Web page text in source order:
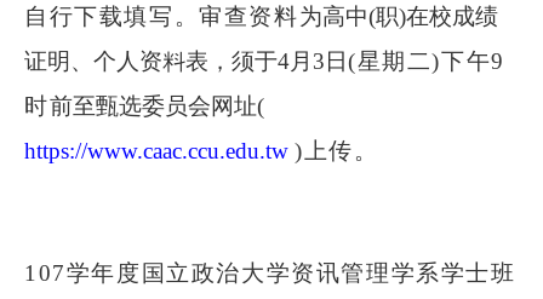
自行下载填写。审查资料为高中(职)在校成绩
证明、个人资料表，须于4月 3 日(星期二)下午9
时前至甄选委员会网址(
https://www.caac.ccu.edu.tw ) 上传。
107学年度国立政治大学资讯管理学系学士班